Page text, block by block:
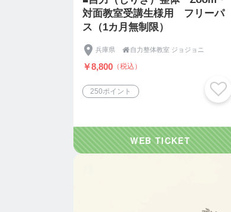
対面教室受講生様用 フリーパ
ス（1カ月無制限）
兵庫県 自力整体教室 ジョジョニ
￥8,800 （税込）
250ポイント